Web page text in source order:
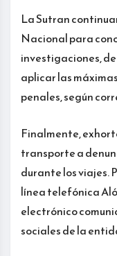
La Sutran
Nacional para
investigaciones,
aplicar las
penales, según
Finalmente,
transporte a
durante los viajes.
línea telefónica
electrónico
sociales de la